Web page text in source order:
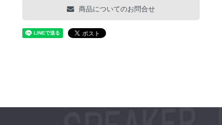
商品についてのお問合せ